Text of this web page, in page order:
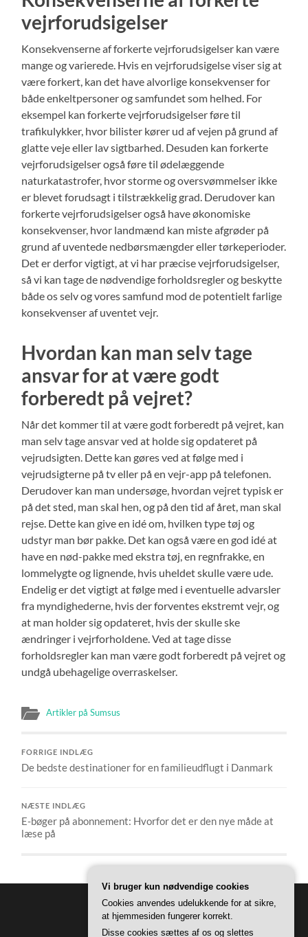
vejrforudsigelser
Konsekvenserne af forkerte vejrforudsigelser kan være
mange og varierede. Hvis en vejrforudsigelse viser sig at
være forkert, kan det have alvorlige konsekvenser for
både enkeltpersoner og samfundet som helhed. For
eksempel kan forkerte vejrforudsigelser føre til
trafikulykker, hvor bilister kører ud af vejen på grund af
glatte veje eller lav sigtbarhed. Desuden kan forkerte
vejrforudsigelser også føre til ødelæggende
naturkatastrofer, hvor storme og oversvømmelser ikke
er blevet forudsagt i tilstrækkelig grad. Derudover kan
forkerte vejrforudsigelser også have økonomiske
konsekvenser, hvor landmænd kan miste afgrøder på
grund af uventede nedbørsmængder eller tørkeperioder.
Det er derfor vigtigt, at vi har præcise vejrforudsigelser,
så vi kan tage de nødvendige forholdsregler og beskytte
både os selv og vores samfund mod de potentielt farlige
konsekvenser af uventet vejr.
Hvordan kan man selv tage
ansvar for at være godt
forberedt på vejret?
Når det kommer til at være godt forberedt på vejret, kan
man selv tage ansvar ved at holde sig opdateret på
vejrudsigten. Dette kan gøres ved at følge med i
vejrudsigterne på tv eller på en vejr-app på telefonen.
Derudover kan man undersøge, hvordan vejret typisk er
på det sted, man skal hen, og på den tid af året, man skal
rejse. Dette kan give en idé om, hvilken type tøj og
udstyr man bør pakke. Det kan også være en god idé at
have en nød-pakke med ekstra tøj, en regnfrakke, en
lommelygte og lignende, hvis uheldet skulle være ude.
Endelig er det vigtigt at følge med i eventuelle advarsler
fra myndighederne, hvis der forventes ekstremt vejr, og
at man holder sig opdateret, hvis der skulle ske
ændringer i vejrforholdene. Ved at tage disse
forholdsregler kan man være godt forberedt på vejret og
undgå ubehagelige overraskelser.
Artikler på Sumsus
FORRIGE INDLÆG
De bedste destinationer for en familieudflugt i Danmark
NÆSTE INDLÆG
E-bøger på abonnement: Hvorfor det er den nye måde at
læse på
Vi bruger kun nødvendige cookies
Cookies anvendes udelukkende for at sikre,
at hjemmesiden fungerer korrekt.
Disse cookies sættes af os og slettes